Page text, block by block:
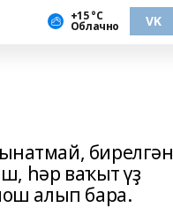
+15 °С
Облачно VK
бирелгән
һәр ваҡыт үҙ
алып бара.